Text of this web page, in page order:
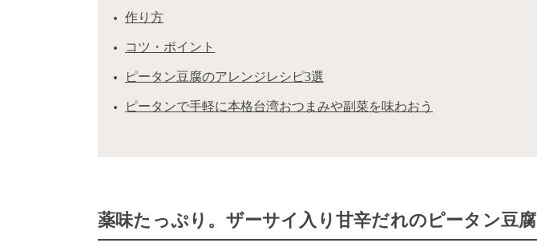
作り方
コツ・ポイント
ピータン豆腐のアレンジレシピ3選
ピータンで手軽に本格台湾おつまみや副菜を味わおう
薬味たっぷり。ザーサイ入り甘辛だれのピータン豆腐